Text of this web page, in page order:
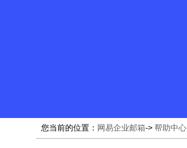
您当前的位置： 网易企业邮箱-> 帮助中心